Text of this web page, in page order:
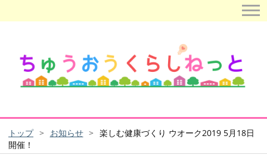
トップ > お知らせ > 楽しむ健康づくり ウオーク2019 5月18日
開催！